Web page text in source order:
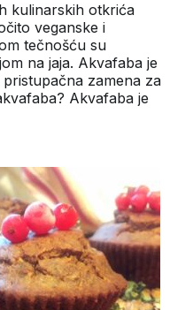
kulinarskih otkrića
veganske i
tečnošću su
na jaja. Akvafaba je
zamena za
Akvafaba je